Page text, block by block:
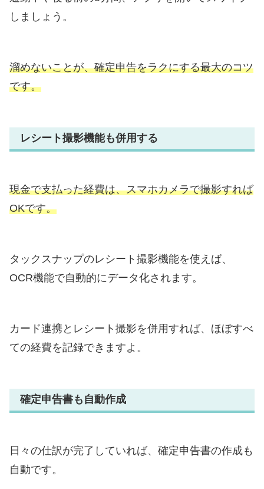
しましょう。
溜めないことが、確定申告をラクにする最大のコツ
です。
レシート撮影機能も併用する
現金で支払った経費は、スマホカメラで撮影すれば
OKです。
タックスナップのレシート撮影機能を使えば、
OCR機能で自動的にデータ化されます。
カード連携とレシート撮影を併用すれば、ほぼすべ
ての経費を記録できますよ。
確定申告書も自動作成
日々の仕訳が完了していれば、確定申告書の作成も
自動です。